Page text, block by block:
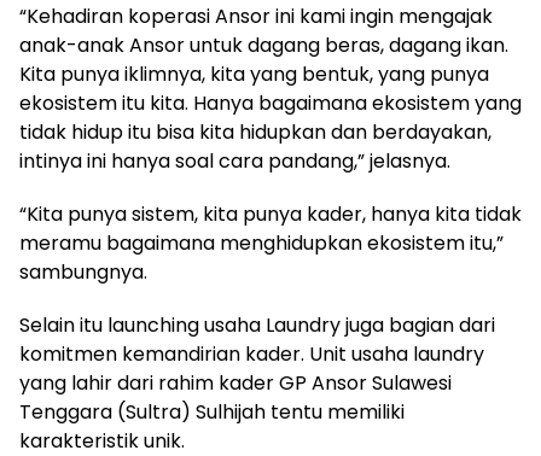
“Kehadiran koperasi Ansor ini kami ingin mengajak
anak-anak Ansor untuk dagang beras, dagang ikan.
Kita punya iklimnya, kita yang bentuk, yang punya
ekosistem itu kita. Hanya bagaimana ekosistem yang
tidak hidup itu bisa kita hidupkan dan berdayakan,
intinya ini hanya soal cara pandang,” jelasnya.
“Kita punya sistem, kita punya kader, hanya kita tidak
meramu bagaimana menghidupkan ekosistem itu,”
sambungnya.
Selain itu launching usaha Laundry juga bagian dari
komitmen kemandirian kader. Unit usaha laundry
yang lahir dari rahim kader GP Ansor Sulawesi
Tenggara (Sultra) Sulhijah tentu memiliki
karakteristik unik.